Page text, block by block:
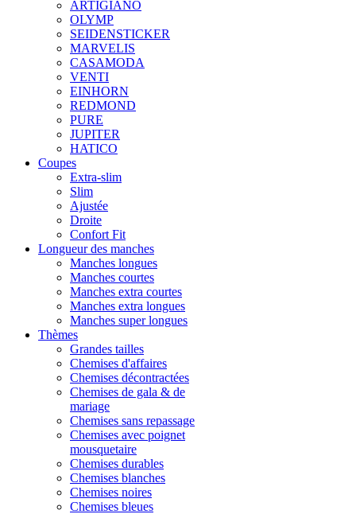
ARTIGIANO
OLYMP
SEIDENSTICKER
MARVELIS
CASAMODA
VENTI
EINHORN
REDMOND
PURE
JUPITER
HATICO
Coupes
Extra-slim
Slim
Ajustée
Droite
Confort Fit
Longueur des manches
Manches longues
Manches courtes
Manches extra courtes
Manches extra longues
Manches super longues
Thèmes
Grandes tailles
Chemises d'affaires
Chemises décontractées
Chemises de gala & de
mariage
Chemises sans repassage
Chemises avec poignet
mousquetaire
Chemises durables
Chemises blanches
Chemises noires
Chemises bleues